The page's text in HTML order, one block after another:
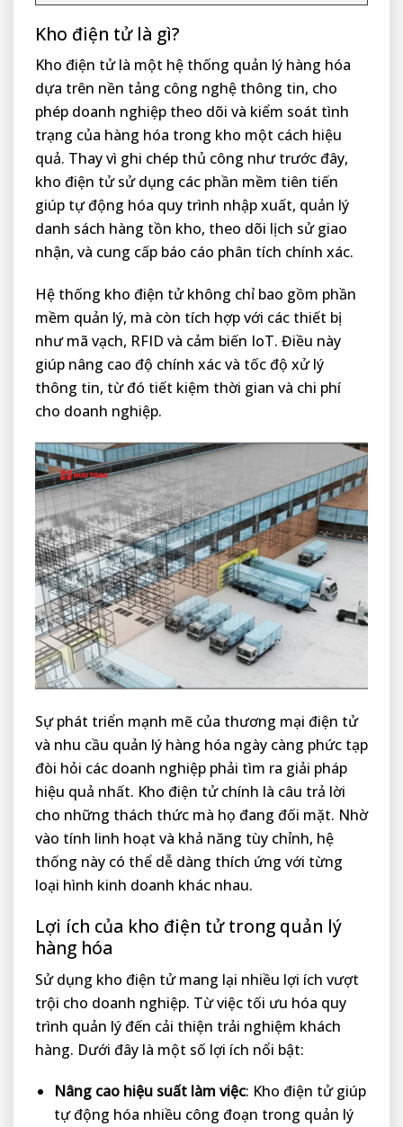
Kho điện tử là gì?
Kho điện tử là một hệ thống quản lý hàng hóa
dựa trên nền tảng công nghệ thông tin, cho
phép doanh nghiệp theo dõi và kiểm soát tình
trạng của hàng hóa trong kho một cách hiệu
quả. Thay vì ghi chép thủ công như trước đây,
kho điện tử sử dụng các phần mềm tiên tiến
giúp tự động hóa quy trình nhập xuất, quản lý
danh sách hàng tồn kho, theo dõi lịch sử giao
nhận, và cung cấp báo cáo phân tích chính xác.
Hệ thống kho điện tử không chỉ bao gồm phần
mềm quản lý, mà còn tích hợp với các thiết bị
như mã vạch, RFID và cảm biến IoT. Điều này
giúp nâng cao độ chính xác và tốc độ xử lý
thông tin, từ đó tiết kiệm thời gian và chi phí
cho doanh nghiệp.
Sự phát triển mạnh mẽ của thương mại điện tử
và nhu cầu quản lý hàng hóa ngày càng phức tạp
đòi hỏi các doanh nghiệp phải tìm ra giải pháp
hiệu quả nhất. Kho điện tử chính là câu trả lời
cho những thách thức mà họ đang đối mặt. Nhờ
vào tính linh hoạt và khả năng tùy chỉnh, hệ
thống này có thể dễ dàng thích ứng với từng
loại hình kinh doanh khác nhau.
Lợi ích của kho điện tử trong quản lý
hàng hóa
Sử dụng kho điện tử mang lại nhiều lợi ích vượt
trội cho doanh nghiệp. Từ việc tối ưu hóa quy
trình quản lý đến cải thiện trải nghiệm khách
hàng. Dưới đây là một số lợi ích nổi bật:
Nâng cao hiệu suất làm việc: Kho điện tử giúp
tự động hóa nhiều công đoạn trong quản lý